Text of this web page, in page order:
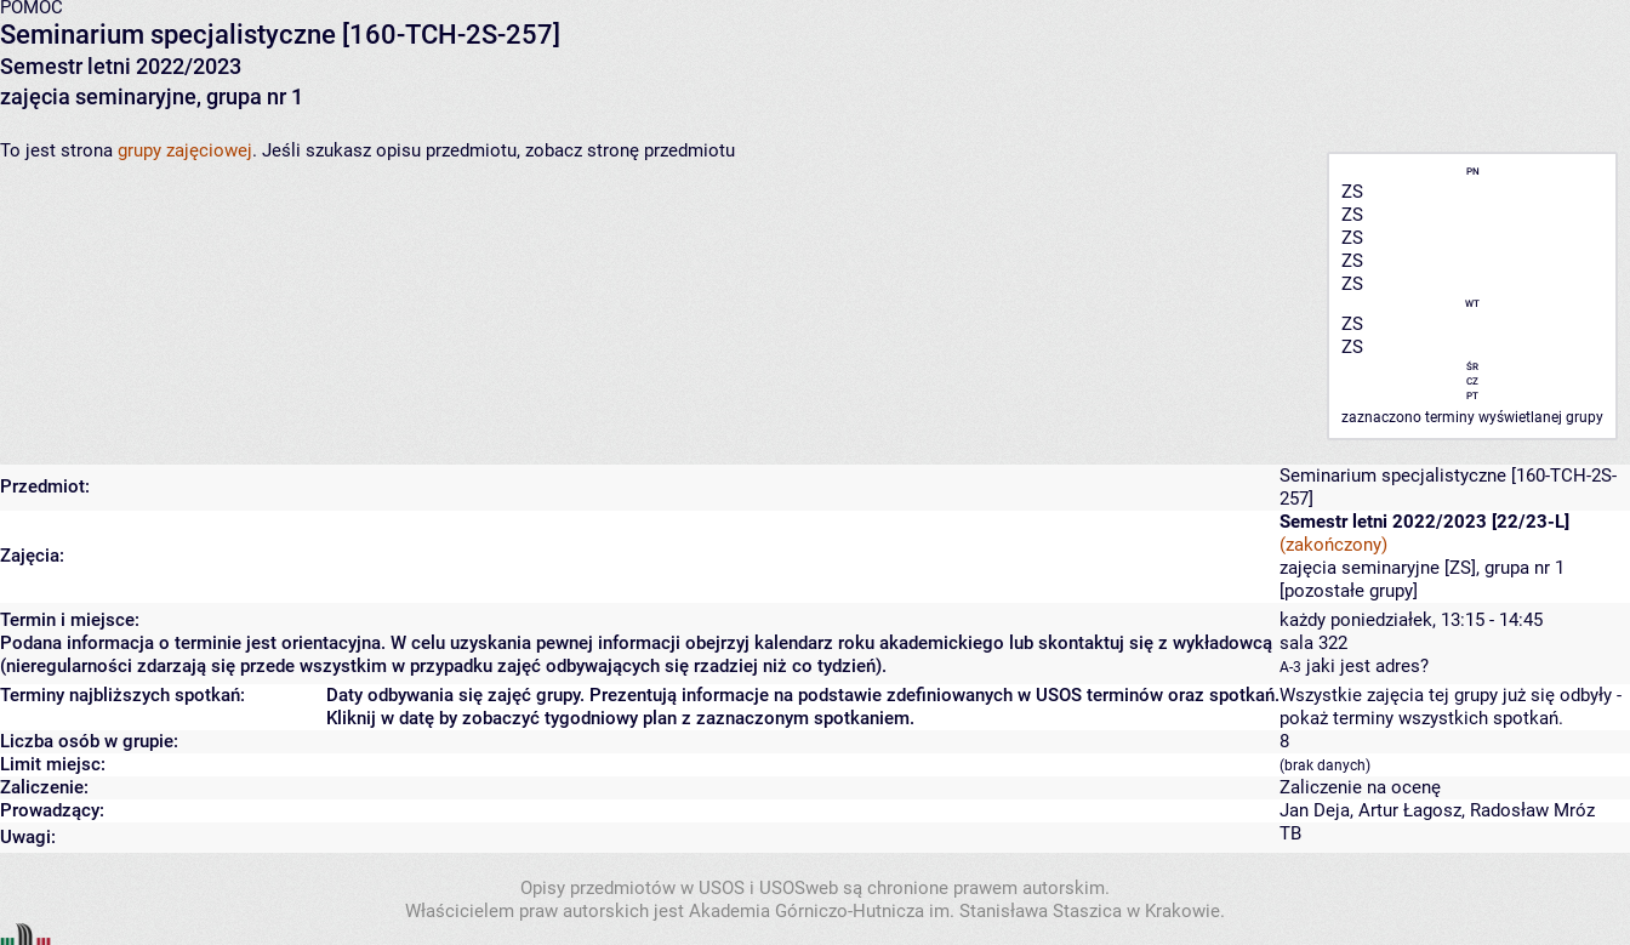
POMOC
Seminarium specjalistyczne [160-TCH-2S-257]
Semestr letni 2022/2023
zajęcia seminaryjne, grupa nr 1
PN
ZS
ZS
ZS
ZS
ZS
WT
ZS
ZS
ŚR
CZ
PT
zaznaczono terminy wyświetlanej grupy
To jest strona grupy zajęciowej. Jeśli szukasz opisu przedmiotu, zobacz stronę przedmiotu
Przedmiot: Seminarium specjalistyczne [160-TCH-2S-
257]
Zajęcia:
Semestr letni 2022/2023 [22/23-L]
(zakończony)
zajęcia seminaryjne [ZS], grupa nr 1
[pozostałe grupy]
Termin i miejsce:
Podana informacja o terminie jest orientacyjna. W celu uzyskania pewnej informacji obejrzyj kalendarz roku akademickiego lub skontaktuj się z wykładowcą
(nieregularności zdarzają się przede wszystkim w przypadku zajęć odbywających się rzadziej niż co tydzień).
każdy poniedziałek, 13:15 - 14:45
sala 322
A-3 jaki jest adres?
Terminy najbliższych spotkań:
Daty odbywania się zajęć grupy. Prezentują informacje na podstawie zdefiniowanych w USOS terminów oraz spotkań.
Kliknij w datę by zobaczyć tygodniowy plan z zaznaczonym spotkaniem.
Wszystkie zajęcia tej grupy już się odbyły -
pokaż terminy wszystkich spotkań.
Liczba osób w grupie:
8
Limit miejsc:
(brak danych)
Zaliczenie:
Zaliczenie na ocenę
Prowadzący:
Jan Deja, Artur Łagosz, Radosław Mróz
Uwagi:
TB
Opisy przedmiotów w USOS i USOSweb są chronione prawem autorskim.
Właścicielem praw autorskich jest Akademia Górniczo-Hutnicza im. Stanisława Staszica w Krakowie.